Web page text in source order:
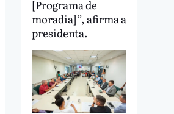
[Programa de
moradia]”, afirma a
presidenta.